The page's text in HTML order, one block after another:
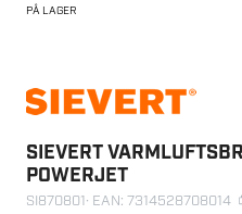
PÅ LAGER
SIEVERT
POWERJET
SI870801· EAN: 7314528708014